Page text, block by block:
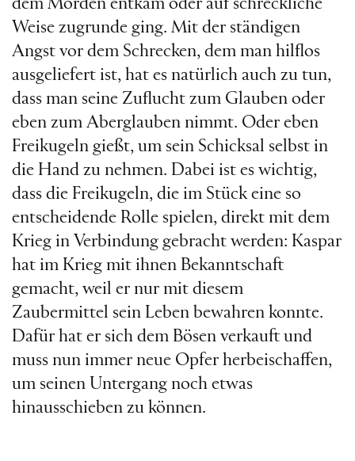
dem Morden entkam oder auf schreckliche
Weise zugrunde ging. Mit der ständigen
Angst vor dem Schrecken, dem man hilflos
ausgeliefert ist, hat es natürlich auch zu tun,
dass man seine Zuflucht zum Glauben oder
eben zum Aberglauben nimmt. Oder eben
Freikugeln gießt, um sein Schicksal selbst in
die Hand zu nehmen. Dabei ist es wichtig,
dass die Freikugeln, die im Stück eine so
entscheidende Rolle spielen, direkt mit dem
Krieg in Verbindung gebracht werden: Kaspar
hat im Krieg mit ihnen Bekanntschaft
gemacht, weil er nur mit diesem
Zaubermittel sein Leben bewahren konnte.
Dafür hat er sich dem Bösen verkauft und
muss nun immer neue Opfer herbeischaffen,
um seinen Untergang noch etwas
hinausschieben zu können.